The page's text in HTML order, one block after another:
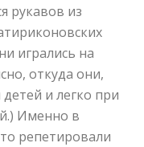
рукавов из
игрались на
откуда они,
и легко при
Именно в
репетировали